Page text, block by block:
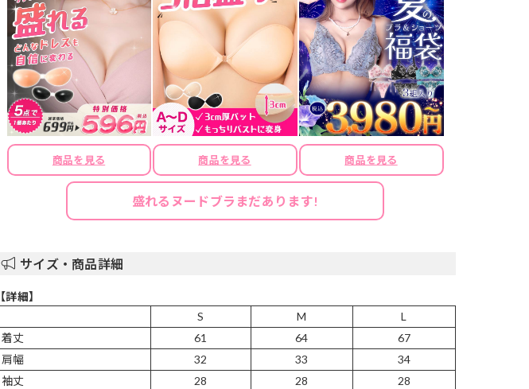
商品を見る 商品を見る 商品を見る
盛れるヌードブラまだあります!
サイズ・商品詳細
【詳細】
S
M
L
着丈
61 64
67
肩幅
32 33
34
袖丈
28 28
28